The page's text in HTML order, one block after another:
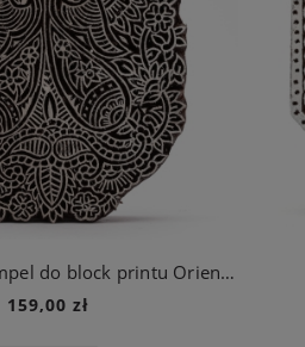
Dekoracyjny stempel do block printu Orientalny wzór
159,00 zł